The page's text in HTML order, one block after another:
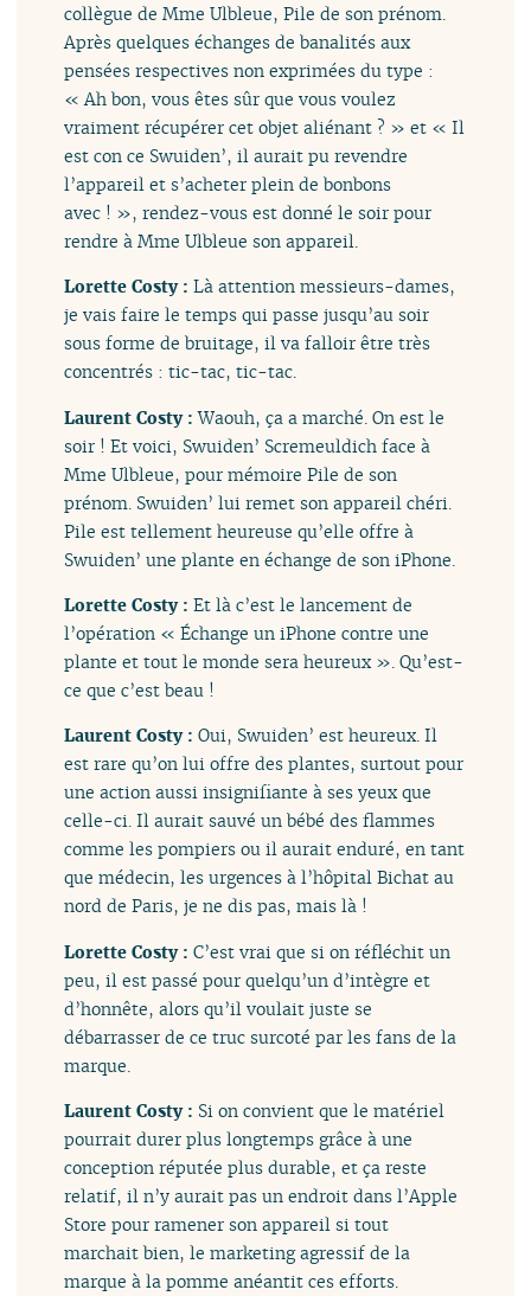
collègue de Mme Ulbleue, Pile de son prénom.
Après quelques échanges de banalités aux
pensées respectives non exprimées du type :
« Ah bon, vous êtes sûr que vous voulez
vraiment récupérer cet objet aliénant ? » et « Il
est con ce Swuiden’, il aurait pu revendre
l’appareil et s’acheter plein de bonbons
avec ! », rendez-vous est donné le soir pour
rendre à Mme Ulbleue son appareil.
Lorette Costy :Là attention messieurs-dames,
je vais faire le temps qui passe jusqu’au soir
sous forme de bruitage, il va falloir être très
concentrés : tic-tac, tic-tac.
Laurent Costy :Waouh, ça a marché. On est le
soir ! Et voici, Swuiden’ Scremeuldich face à
Mme Ulbleue, pour mémoire Pile de son
prénom. Swuiden’ lui remet son appareil chéri.
Pile est tellement heureuse qu’elle offre à
Swuiden’ une plante en échange de son iPhone.
Lorette Costy :Et là c’est le lancement de
l’opération « Échange un iPhone contre une
plante et tout le monde sera heureux ». Qu’est-
ce que c’est beau !
Laurent Costy :Oui, Swuiden’ est heureux. Il
est rare qu’on lui offre des plantes, surtout pour
une action aussi insignifiante à ses yeux que
celle-ci. Il aurait sauvé un bébé des flammes
comme les pompiers ou il aurait enduré, en tant
que médecin, les urgences à l’hôpital Bichat au
nord de Paris, je ne dis pas, mais là !
Lorette Costy :C’est vrai que si on réfléchit un
peu, il est passé pour quelqu’un d’intègre et
d’honnête, alors qu’il voulait juste se
débarrasser de ce truc surcoté par les fans de la
marque.
Laurent Costy : Si on convient que le matériel
pourrait durer plus longtemps grâce à une
conception réputée plus durable, et ça reste
relatif, il n’y aurait pas un endroit dans l’Apple
Store pour ramener son appareil si tout
marchait bien, le marketing agressif de la
marque à la pomme anéantit ces efforts.